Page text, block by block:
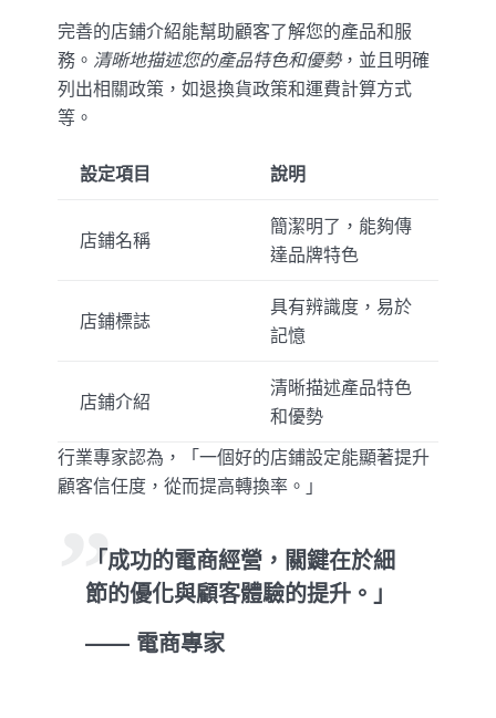
完善的店鋪介紹能幫助顧客了解您的產品和服
務。 清晰地描述您的產品特色和優勢，並且明確
列出相關政策，如退換貨政策和運費計算方式
等。
設定項目 說明
店鋪名稱
簡潔明了，能夠傳
達品牌特色
店鋪標誌
具有辨識度，易於
記憶
店鋪介紹
清晰描述產品特色
和優勢
行業專家認為，「一個好的店鋪設定能顯著提升
顧客信任度，從而提高轉換率。」
「成功的電商經營，關鍵在於細
節的優化與顧客體驗的提升。」
—— 電商專家